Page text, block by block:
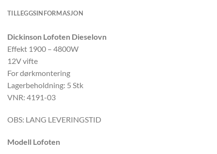
TILLEGGSINFORMASJON
Dickinson Lofoten Dieselovn
Effekt 1900 – 4800W
12V vifte
For dørkmontering
Lagerbeholdning: 5 Stk
VNR: 4191-03
OBS: LANG LEVERINGSTID
Modell Lofoten